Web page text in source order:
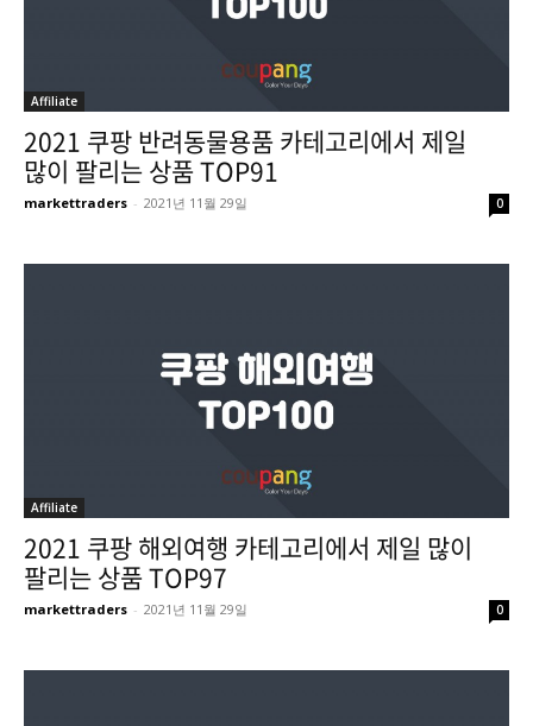
Affiliate
2021 쿠팡 반려동물용품 카테고리에서 제일
많이 팔리는 상품 TOP91
markettraders - 2021년 11월 29일 0
Affiliate
2021 쿠팡 해외여행 카테고리에서 제일 많이
팔리는 상품 TOP97
markettraders - 2021년 11월 29일 0